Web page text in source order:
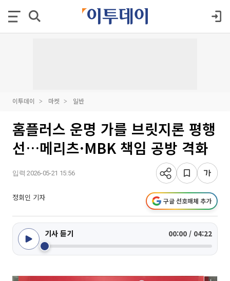
이투데이 마켓 일반
홈플러스 운명 가를 브릿지론 평행
선…메리츠·MBK 책임 공방 격화
입력 2026-05-21 15:56
정회인 기자 구글 선호매체 추가
기사 듣기 00:00 / 04:22